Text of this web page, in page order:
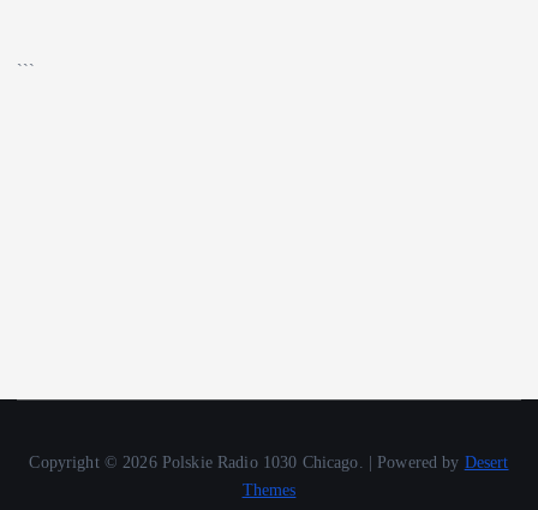
```
Copyright © 2026 Polskie Radio 1030 Chicago. | Powered by Desert
Themes